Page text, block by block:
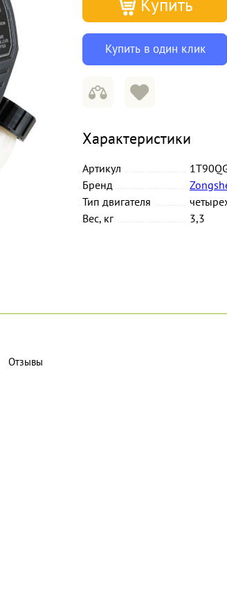
Купить
Купить в один клик
Характеристики
Артикул
Бренд
Тип двигателя
Вес, кг
3,3
Отзывы